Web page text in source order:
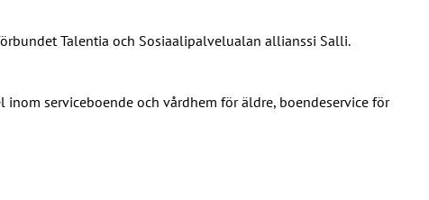
Talentia och Sosiaalipalvelualan allianssi Salli.
serviceboende och vårdhem för äldre, boendeservice för